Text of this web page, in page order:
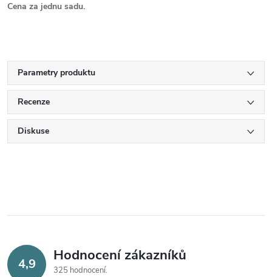
Cena za jednu sadu.
Parametry produktu
Recenze
Diskuse
4,9 Hodnocení zákazníků
325 hodnocení